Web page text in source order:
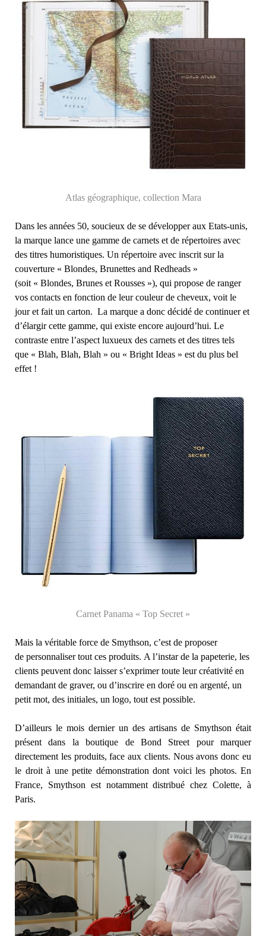
Atlas géographique, collection Mara
Dans les années 50, soucieux de se développer aux Etats-unis,
la marque lance une gamme de carnets et de répertoires avec
des titres humoristiques. Un répertoire avec inscrit sur la
couverture « Blondes, Brunettes and Redheads »
(soit « Blondes, Brunes et Rousses »), qui propose de ranger
vos contacts en fonction de leur couleur de cheveux, voit le
jour et fait un carton. La marque a donc décidé de continuer et
d’élargir cette gamme, qui existe encore aujourd’hui. Le
contraste entre l’aspect luxueux des carnets et des titres tels
que « Blah, Blah, Blah » ou « Bright Ideas » est du plus bel
effet !
Carnet Panama « Top Secret »
Mais la véritable force de Smythson, c’est de proposer
de personnaliser tout ces produits. A l’instar de la papeterie, les
clients peuvent donc laisser s’exprimer toute leur créativité en
demandant de graver, ou d’inscrire en doré ou en argenté, un
petit mot, des initiales, un logo, tout est possible.
D’ailleurs le mois dernier un des artisans de Smythson était
présent dans la boutique de Bond Street pour marquer
directement les produits, face aux clients. Nous avons donc eu
le droit à une petite démonstration dont voici les photos. En
France, Smythson est notamment distribué chez Colette, à
Paris.